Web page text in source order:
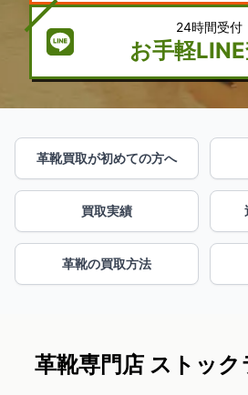
24時間受付
お手軽
革靴買取が初めての方へ
買取実績
革靴の買取方法
革靴専門店 ストッ